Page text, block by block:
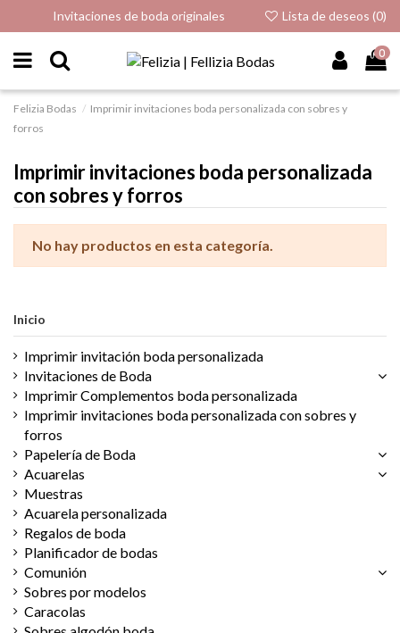
Invitaciones de boda originales Lista de deseos (0)
0
Felizia Bodas
Imprimir invitaciones boda personalizada con sobres y
forros
Imprimir invitaciones boda personalizada
con sobres y forros
No hay productos en esta categoría.
Inicio
Imprimir invitación boda personalizada
Invitaciones de Boda
Imprimir Complementos boda personalizada
Imprimir invitaciones boda personalizada con sobres y
forros
Papelería de Boda
Acuarelas
Muestras
Acuarela personalizada
Regalos de boda
Planificador de bodas
Comunión
Sobres por modelos
Caracolas